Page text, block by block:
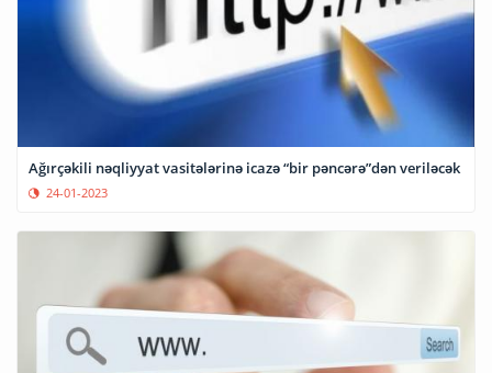
Ağırçəkili nəqliyyat vasitələrinə icazə “bir pəncərə”dən veriləcək
24-01-2023